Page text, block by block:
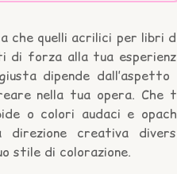
che quelli acrilici per libri
di forza alla tua
dipende dall’aspetto
nella tua opera. Che
o colori audaci e
creativa
stile di colorazione.